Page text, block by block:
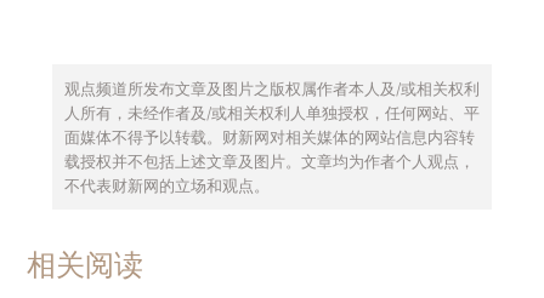
观点频道所发布文章及图片之版权属作者本人及/或相关权利
人所有，未经作者及/或相关权利人单独授权，任何网站、平
面媒体不得予以转载。财新网对相关媒体的网站信息内容转
载授权并不包括上述文章及图片。文章均为作者个人观点，
不代表财新网的立场和观点。
相关阅读